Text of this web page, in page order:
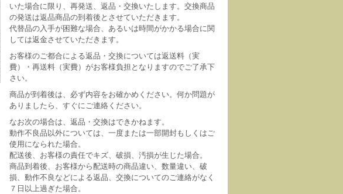
いた場合に限り、再発送、返品・交換いたします。交換商品
の発送は返品商品の到着後とさせていただきます。
代替品の入手が困難な場合、あるいは時間がかかる場合に関
しては返金させていただきます。
お客様のご都合による返品・交換については返送料（実
費）・再送料（実費）がお客様負担となりますのでご了承下
さい。
商品が到着後は、必ず内容をお確かめください。何か問題が
ありましたら、すぐにご連絡ください。
なお次の場合は、返品・交換はできかねます。
動作不良品以外については、一度または一部開封もしくはご
使用になられた場合。
配送後、お客様の責任でキズ、破損、汚損が生じた場合。
商品到着後、お客様から配送時の商品違い、数量違い、破
損、動作不良などによる返品、交換についてのご連絡がなく
７日以上過ぎた場合。